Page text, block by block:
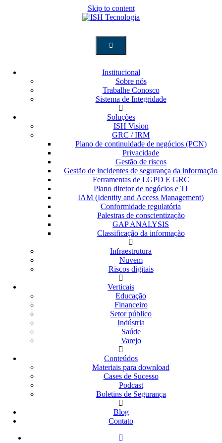
Skip to content
Institucional
Sobre nós
Trabalhe Conosco
Sistema de Integridade
Soluções
ISH Vision
GRC / IRM
Plano de continuidade de negócios (PCN)
Privacidade
Gestão de riscos
Gestão de incidentes de segurança da informação
Ferramentas de LGPD E GRC
Plano diretor de negócios e TI
IAM (Identity and Access Management)
Conformidade regulatória
Palestras de conscientização
GAP ANALYSIS
Classificação da informação
Infraestrutura
Nuvem
Riscos digitais
Verticais
Educação
Financeiro
Setor público
Indústria
Saúde
Varejo
Conteúdos
Materiais para download
Cases de Sucesso
Podcast
Boletins de Segurança
Blog
Contato